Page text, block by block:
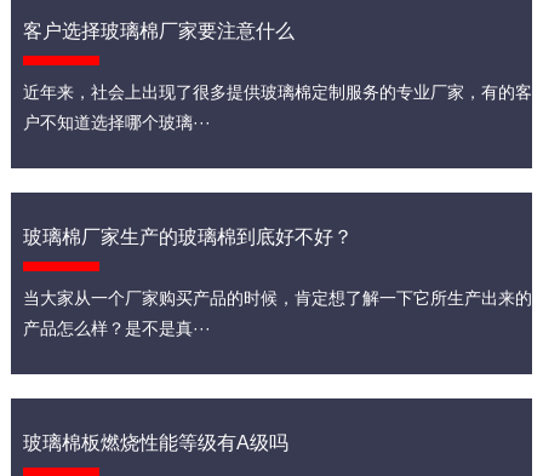
客户选择玻璃棉厂家要注意什么
近年来，社会上出现了很多提供玻璃棉定制服务的专业厂家，有的客
户不知道选择哪个玻璃···
玻璃棉厂家生产的玻璃棉到底好不好？
当大家从一个厂家购买产品的时候，肯定想了解一下它所生产出来的
产品怎么样？是不是真···
玻璃棉板燃烧性能等级有A级吗